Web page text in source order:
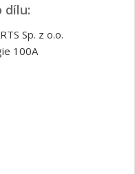
dílu:
Sp. z o.o.
100A